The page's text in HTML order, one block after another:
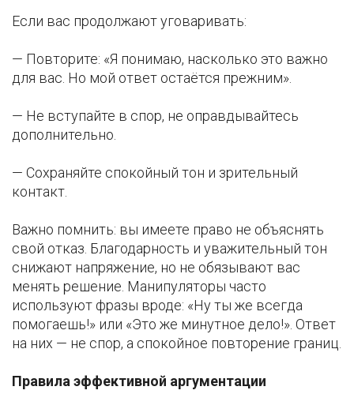
Если вас продолжают уговаривать:
— Повторите: «Я понимаю, насколько это важно
для вас. Но мой ответ остаётся прежним».
— Не вступайте в спор, не оправдывайтесь
дополнительно.
— Сохраняйте спокойный тон и зрительный
контакт.
Важно помнить: вы имеете право не объяснять
свой отказ. Благодарность и уважительный тон
снижают напряжение, но не обязывают вас
менять решение. Манипуляторы часто
используют фразы вроде: «Ну ты же всегда
помогаешь!» или «Это же минутное дело!». Ответ
на них — не спор, а спокойное повторение границ.
Правила эффективной аргументации